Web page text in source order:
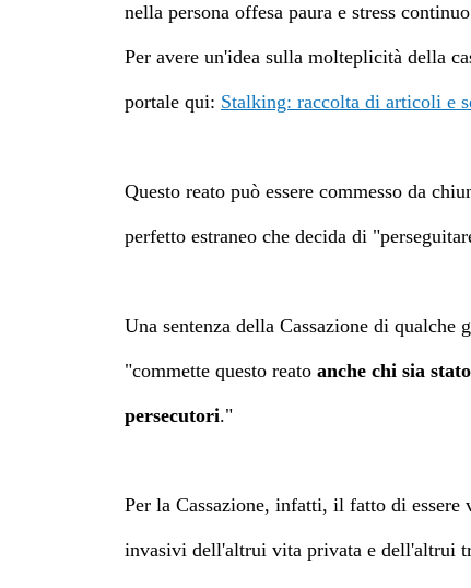
nella persona offesa paura e stress
Per avere un'idea sulla molteplicità della
portale qui: Stalking: raccolta di articoli e
Questo reato può essere commesso da
perfetto estraneo che decida di
Una sentenza della Cassazione di
"commette questo reato anche chi sia
persecutori."
Per la Cassazione, infatti, il fatto di
invasivi dell'altrui vita privata e dell'altrui